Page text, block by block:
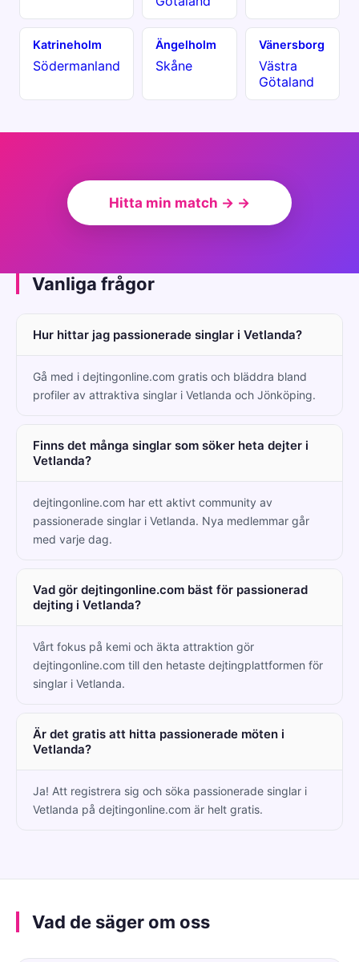
Katrineholm
Södermanland
Ängelholm
Skåne
Vänersborg
Västra
Götaland
Hitta min match → →
Vanliga frågor
Hur hittar jag passionerade singlar i Vetlanda?
Gå med i dejtingonline.com gratis och bläddra bland
profiler av attraktiva singlar i Vetlanda och Jönköping.
Finns det många singlar som söker heta dejter i
Vetlanda?
dejtingonline.com har ett aktivt community av
passionerade singlar i Vetlanda. Nya medlemmar går
med varje dag.
Vad gör dejtingonline.com bäst för passionerad
dejting i Vetlanda?
Vårt fokus på kemi och äkta attraktion gör
dejtingonline.com till den hetaste dejtingplattformen för
singlar i Vetlanda.
Är det gratis att hitta passionerade möten i
Vetlanda?
Ja! Att registrera sig och söka passionerade singlar i
Vetlanda på dejtingonline.com är helt gratis.
Vad de säger om oss